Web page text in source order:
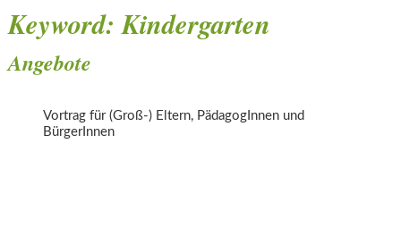
Keyword:Kindergarten
Angebote
Von bekannten Geschmäckern hin zu unbekannten,
neuen Speisen
Vortrag für (Groß-) Eltern, PädagogInnen und
BürgerInnen